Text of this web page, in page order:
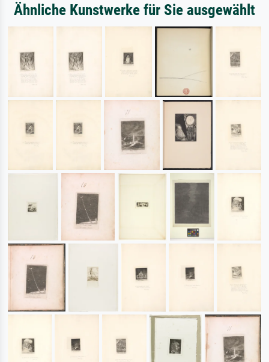
Ähnliche Kunstwerke für Sie ausgewählt